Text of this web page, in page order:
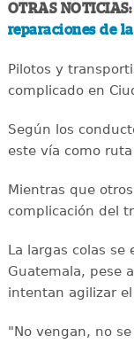
OTRAS NOTICIAS:
reparaciones de
Pilotos y
complicado en
Según los
este vía como
Mientras que
complicación del
La largas colas
Guatemala, pese
intentan agilizar
"No vengan, no